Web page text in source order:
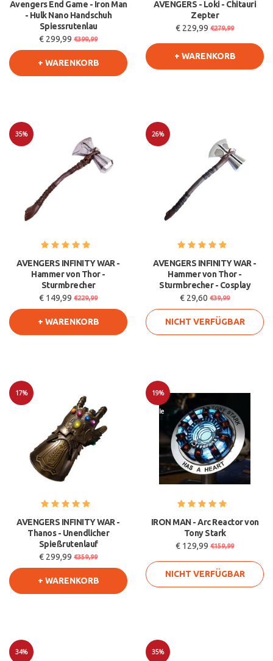
Avengers End Game - Iron Man
- Hulk Nano Handschuh
Spiessrutenlau
€ 299,99 €399,99
+ WARENKORB
AVENGERS - Loki - Chitauri
Zepter
€ 229,99 €279,99
+ WARENKORB
35%
AVENGERS INFINITY WAR -
Hammer von Thor -
Sturmbrecher
€ 149,99 €229,99
+ WARENKORB
26%
AVENGERS INFINITY WAR -
Hammer von Thor -
Sturmbrecher - Cosplay
€ 29,60 €39,99
NICHT VERFÜGBAR
17%
AVENGERS INFINITY WAR -
Thanos - Unendlicher
Spießrutenlauf
€ 299,99 €359,99
+ WARENKORB
19%
Sale
IRON MAN - Arc Reactor von
Tony Stark
€ 129,99 €159,99
NICHT VERFÜGBAR
34% 35%